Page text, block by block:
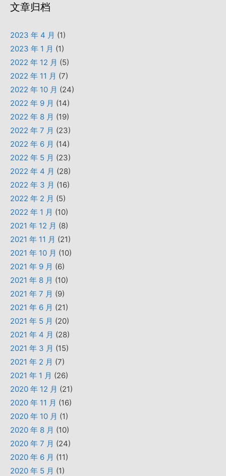
文章归档
2023 年 4 月 (1)
2023 年 1 月 (1)
2022 年 12 月 (5)
2022 年 11 月 (7)
2022 年 10 月 (24)
2022 年 9 月 (14)
2022 年 8 月 (19)
2022 年 7 月 (23)
2022 年 6 月 (14)
2022 年 5 月 (23)
2022 年 4 月 (28)
2022 年 3 月 (16)
2022 年 2 月 (5)
2022 年 1 月 (10)
2021 年 12 月 (8)
2021 年 11 月 (21)
2021 年 10 月 (10)
2021 年 9 月 (6)
2021 年 8 月 (10)
2021 年 7 月 (9)
2021 年 6 月 (21)
2021 年 5 月 (20)
2021 年 4 月 (28)
2021 年 3 月 (15)
2021 年 2 月 (7)
2021 年 1 月 (26)
2020 年 12 月 (21)
2020 年 11 月 (16)
2020 年 10 月 (1)
2020 年 8 月 (10)
2020 年 7 月 (24)
2020 年 6 月 (11)
2020 年 5 月 (1)